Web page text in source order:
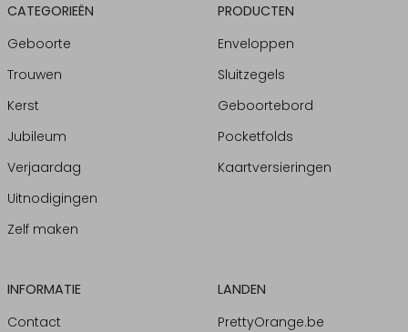
CATEGORIEËN
Geboorte
Trouwen
Kerst
Jubileum
Verjaardag
Uitnodigingen
Zelf maken
PRODUCTEN
Enveloppen
Sluitzegels
Geboortebord
Pocketfolds
Kaartversieringen
INFORMATIE
Contact
LANDEN
PrettyOrange.be